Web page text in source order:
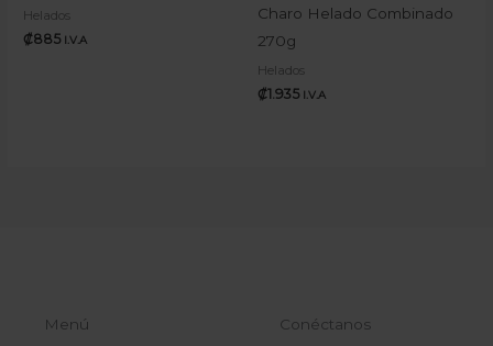
Helados
₡885 I.V.A
Charo Helado Combinado
270g
Helados
₡1.935 I.V.A
Menú Conéctanos